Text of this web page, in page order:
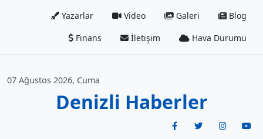
Yazarlar Video Galeri
Blog
Finans
İletişim Hava Durumu
07 Ağustos 2026, Cuma
Denizli Haberler